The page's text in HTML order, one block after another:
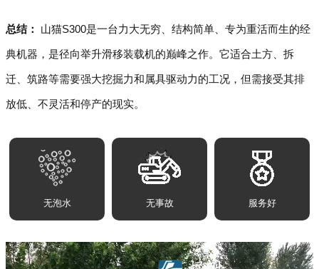
总结： 山猫S300是一台力大无穷、结构简单、专为重活而生的经
典机器，是径向举升滑移装载机的巅峰之作。它适合土方、拆
迁、筑路等需要强大挖掘力和属具驱动力的工况，但需接受其排
放低、不灵活和停产的现实。
无泡水 无事故 服务好